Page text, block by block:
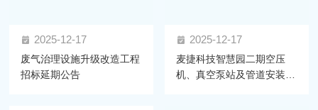
2025-12-17
废气治理设施升级改造工程
招标延期公告
2025-12-17
麦捷科技智慧园二期空压
机、真空泵站及管道安装工